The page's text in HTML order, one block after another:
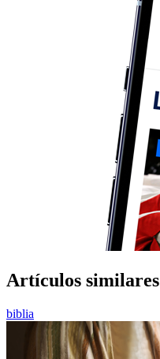
Artículos similares
biblia